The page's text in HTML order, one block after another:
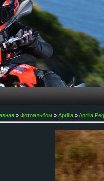
» Фотоальбом » Aprilia »Aprilia